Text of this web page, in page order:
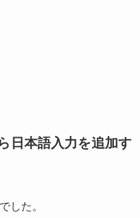
日本語入力を追加す
した。